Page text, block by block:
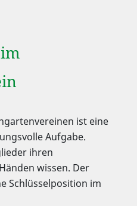
ist eine
Aufgabe.
ihren
wissen. Der
Schlüsselposition im